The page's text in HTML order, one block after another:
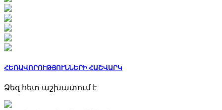
ՀԵՌԱՎՈՐՈՒԹՅՈՒՆՆԵՐԻ ՀԱՇՎԱՐԿ
Ձեզ հետ աշխատում է